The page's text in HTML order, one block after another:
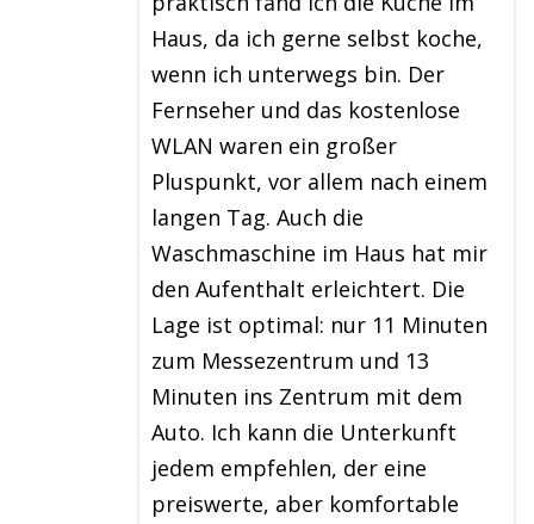
Haus, da ich gerne selbst koche,
wenn ich unterwegs bin. Der
Fernseher und das kostenlose
WLAN waren ein großer
Pluspunkt, vor allem nach einem
langen Tag. Auch die
Waschmaschine im Haus hat mir
den Aufenthalt erleichtert. Die
Lage ist optimal: nur 11 Minuten
zum Messezentrum und 13
Minuten ins Zentrum mit dem
Auto. Ich kann die Unterkunft
jedem empfehlen, der eine
preiswerte, aber komfortable